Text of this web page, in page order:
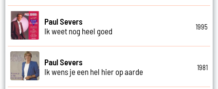
Paul Severs
Ik weet nog heel goed
1995
Paul Severs
Ik wens je een hel hier op aarde
1981